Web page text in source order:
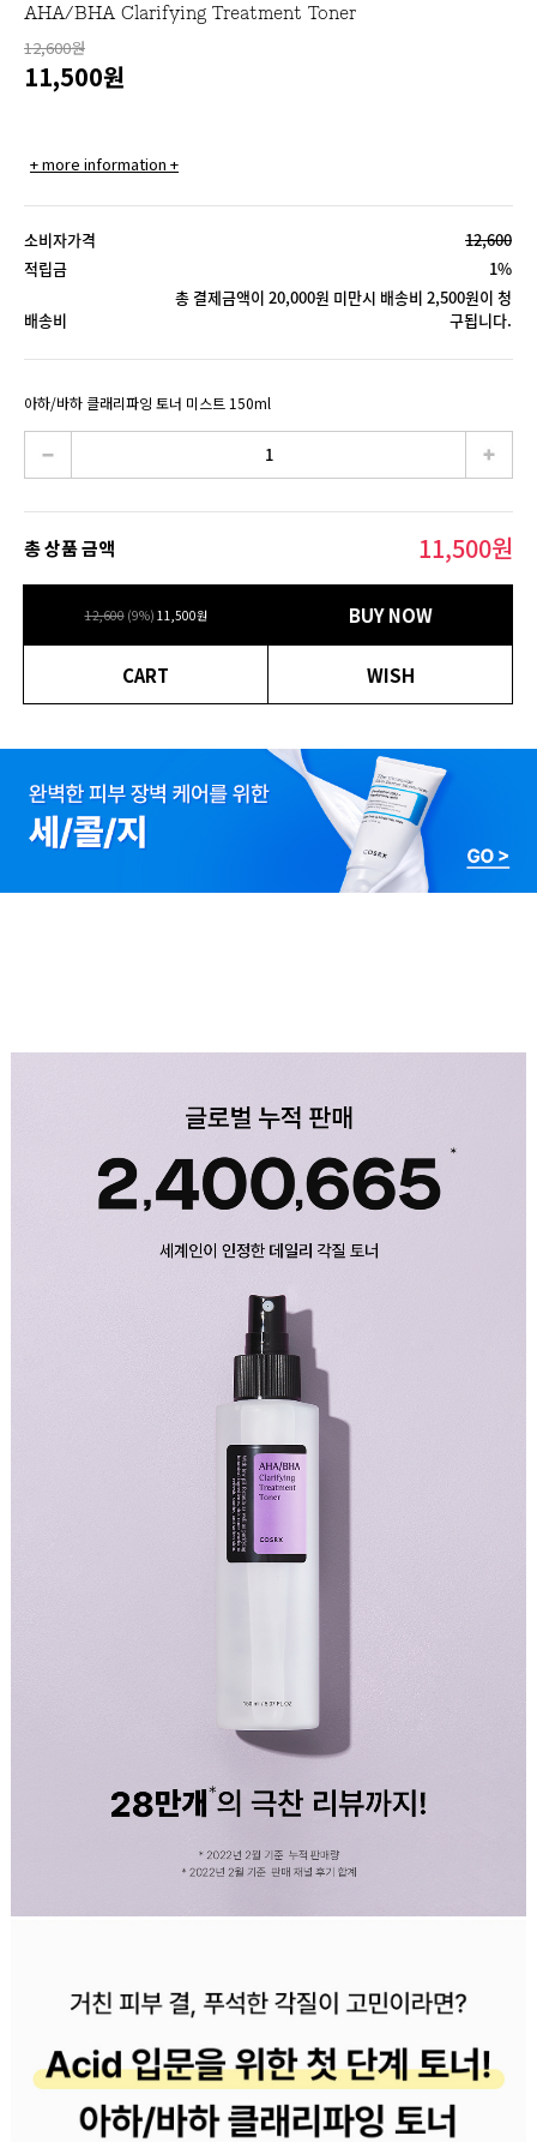
AHA/BHA Clarifying Treatment Toner
12,600원
11,500원
+ more information +
소비자가격
12,600
적립금
1%
배송비
총 결제금액이 20,000원 미만시 배송비 2,500원이 청
구됩니다.
아하/바하 클래리파잉 토너 미스트 150ml
총 상품 금액 11,500원
12,600 (9%) 11,500원 BUY NOW
CART WISH